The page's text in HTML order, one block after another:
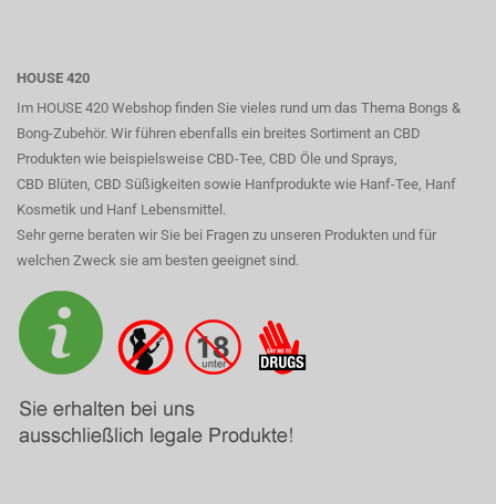
HOUSE 420
Im HOUSE 420 Webshop finden Sie vieles rund um das Thema Bongs &
Bong-Zubehör. Wir führen ebenfalls ein breites Sortiment an CBD
Produkten wie beispielsweise CBD-Tee, CBD Öle und Sprays,
CBD Blüten, CBD Süßigkeiten sowie Hanfprodukte wie Hanf-Tee, Hanf
Kosmetik und Hanf Lebensmittel.
Sehr gerne beraten wir Sie bei Fragen zu unseren Produkten und für
welchen Zweck sie am besten geeignet sind.